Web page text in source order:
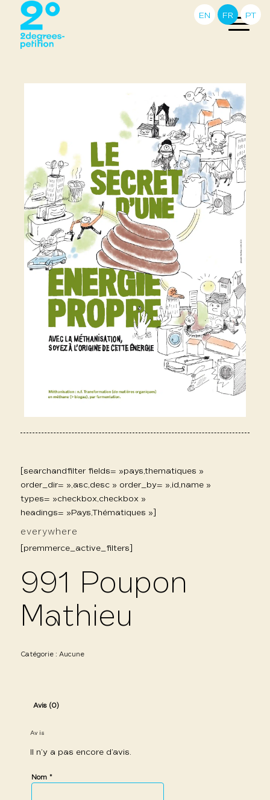
[searchandfilter fields= »pays,thematiques »
order_dir= »,asc,desc » order_by= »,id,name »
types= »checkbox,checkbox »
headings= »Pays,Thématiques »]
everywhere
[premmerce_active_filters]
991 Poupon
Mathieu
Catégorie : Aucune
Avis (0)
Avis
Il n’y a pas encore d’avis.
Nom *
EN FR PT